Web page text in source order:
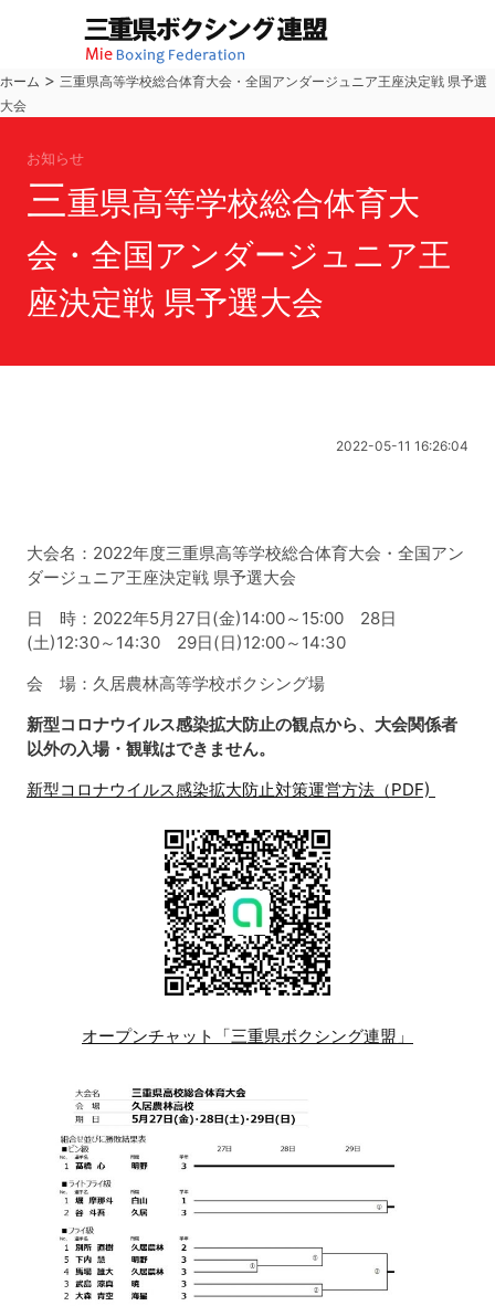
ホーム > 三重県高等学校総合体育大会・全国アンダージュニア王座決定戦 県予選
大会
お知らせ
三重県高等学校総合体育大
会・全国アンダージュニア王
座決定戦 県予選大会
2022-05-11 16:26:04
大会名：2022年度三重県高等学校総合体育大会・全国アン
ダージュニア王座決定戦 県予選大会
日 時：2022年5月27日(金)14:00～15:00 28日
(土)12:30～14:30 29日(日)12:00～14:30
会 場：久居農林高等学校ボクシング場
新型コロナウイルス感染拡大防止の観点から、大会関係者
以外の入場・観戦はできません。
新型コロナウイルス感染拡大防止対策運営方法（PDF)
オープンチャット「三重県ボクシング連盟」